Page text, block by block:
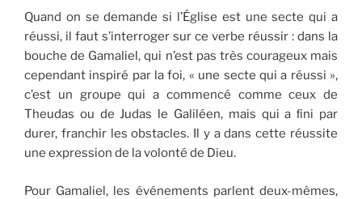
Quand on se demande si l’Église est une secte qui a
réussi, il faut s’interroger sur ce verbe réussir : dans la
bouche de Gamaliel, qui n’est pas très courageux mais
cependant inspiré par la foi, « une secte qui a réussi »,
c’est un groupe qui a commencé comme ceux de
Theudas ou de Judas le Galiléen, mais qui a ﬁni par
durer, franchir les obstacles. Il y a dans cette réussite
une expression de la volonté de Dieu.
Pour Gamaliel, les événements parlent deux-mêmes,